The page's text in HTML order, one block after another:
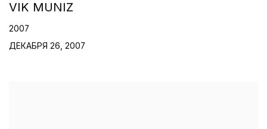
VIK MUNIZ
2007
ДЕКАБРЯ 26, 2007